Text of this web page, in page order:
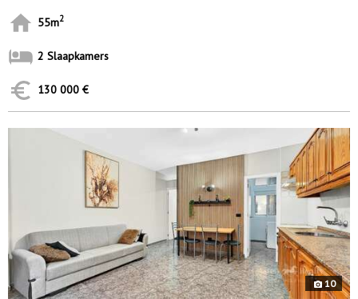
55m2
2 Slaapkamers
130 000 €
10